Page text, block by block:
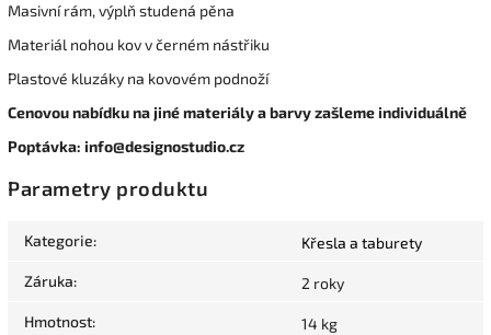
Masivní rám, výplň studená pěna
Materiál nohou kov v černém nástřiku
Plastové kluzáky na kovovém podnoží
Cenovou nabídku na jiné materiály a barvy zašleme individuálně
Poptávka: info@designostudio.cz
Parametry produktu
Kategorie: Křesla a taburety
Záruka: 2 roky
Hmotnost: 14 kg